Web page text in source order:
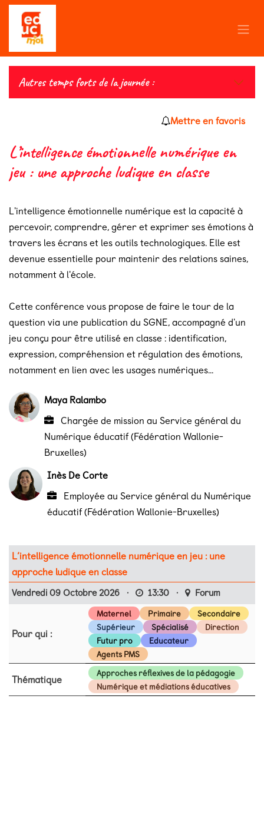
Se rendre au contenu
Autres temps forts de la journée :
Mettre en favoris
L’intelligence émotionnelle numérique en
jeu : une approche ludique en classe
L'intelligence émotionnelle numérique est la capacité à
percevoir, comprendre, gérer et exprimer ses émotions à
travers les écrans et les outils technologiques. Elle est
devenue essentielle pour maintenir des relations saines,
notamment à l'école.
Cette conférence vous propose de faire le tour de la
question via une publication du SGNE, accompagné d'un
jeu conçu pour être utilisé en classe : identification,
expression, compréhension et régulation des émotions,
notamment en lien avec les usages numériques...
Maya Ralambo
Chargée de mission au Service général du
Numérique éducatif (Fédération Wallonie-
Bruxelles)
Inès De Corte
Employée au Service général du Numérique
éducatif (Fédération Wallonie-Bruxelles)
L’intelligence émotionnelle numérique en jeu : une
approche ludique en classe
Vendredi 09 Octobre 2026 · 13:30 · Forum
Pour qui :
Maternel Primaire
Secondaire
Supérieur
Spécialisé
Direction
Futur pro
Educateur
Agents PMS
Thématique
Approches réflexives de la pédagogie
Numérique et médiations éducatives